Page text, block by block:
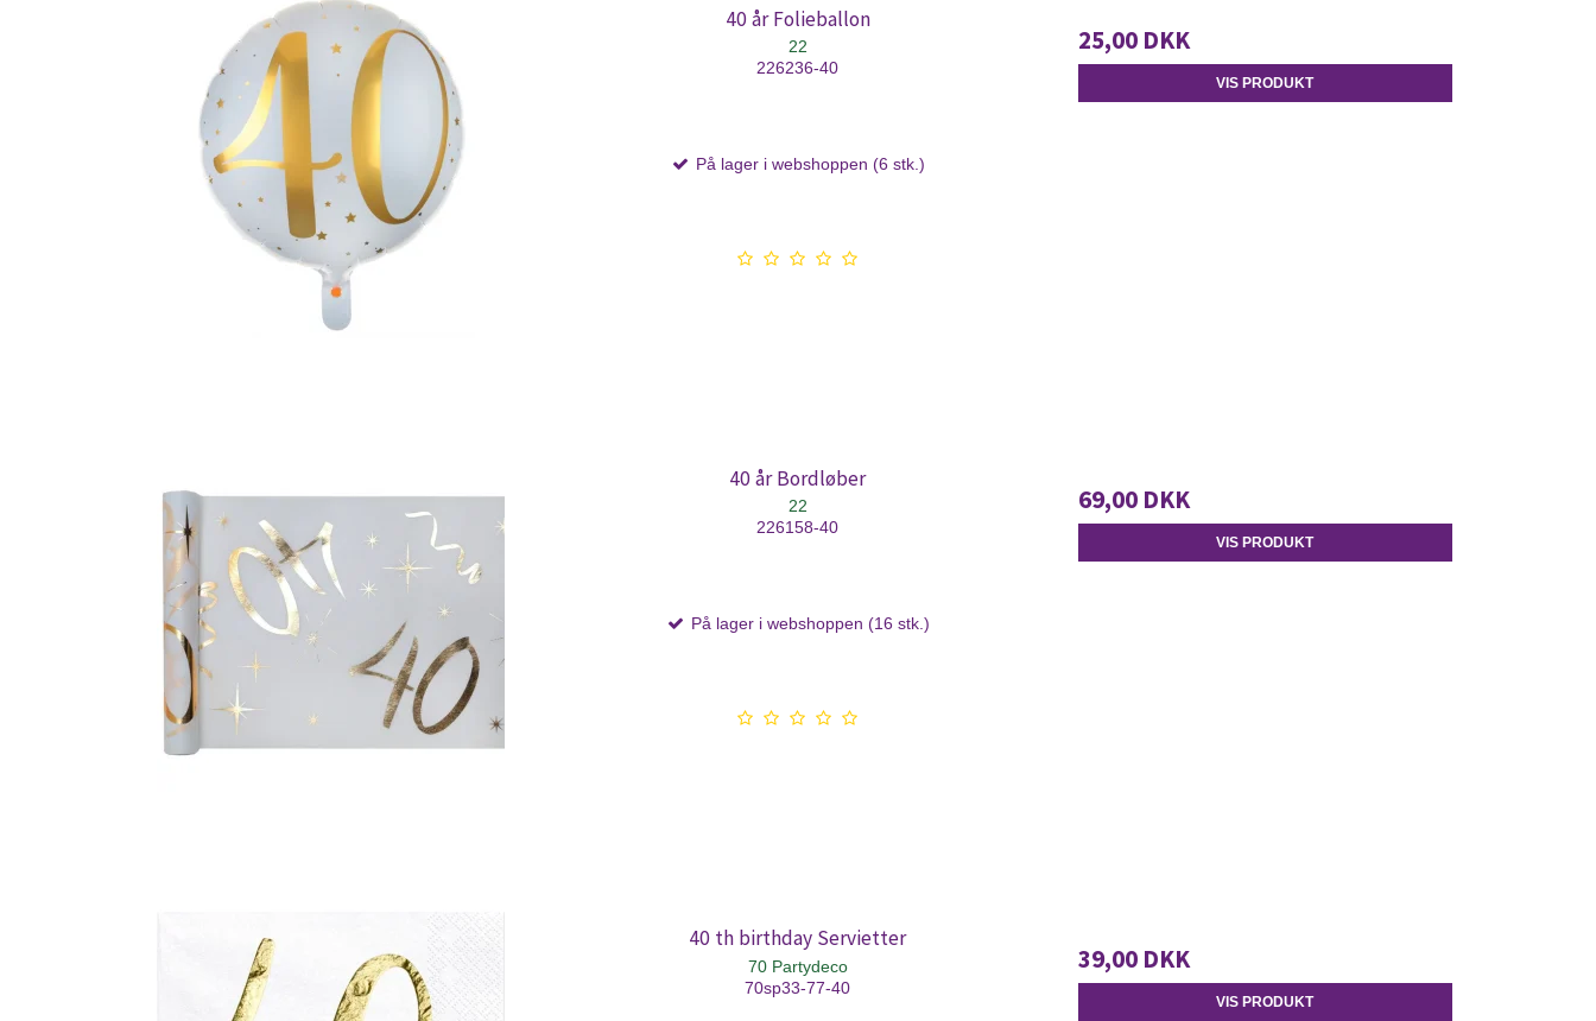
40 år Folieballon
22
226236-40
På lager i webshoppen (6 stk.)
25,00 DKK
VIS PRODUKT
40 år Bordløber
22
226158-40
På lager i webshoppen (16 stk.)
69,00 DKK
VIS PRODUKT
40 th birthday Servietter
70 Partydeco
70sp33-77-40
39,00 DKK
VIS PRODUKT